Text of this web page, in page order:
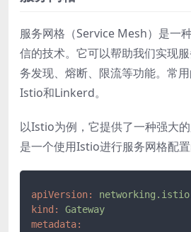
服务网格（Service Mesh）是一
信的技术。它可以帮助我们实现
务发现、熔断、限流等功能。常
Istio和Linkerd。
以Istio为例，它提供了一种强大
是一个使用Istio进行服务网格配置
apiVersion:
kind:
Gateway
metadata: